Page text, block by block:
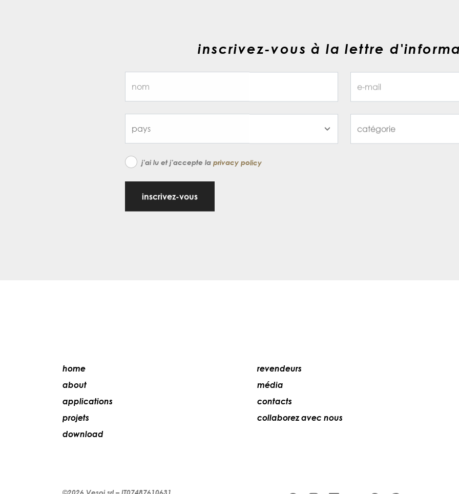
inscrivez-vous à la lettre
j'ai lu et j'accepte la privacy policy
inscrivez-vous
home
about
applications
projets
download
revendeurs
média
contacts
collaborez avec nous
©2026 Vesoi srl – IT07487610631